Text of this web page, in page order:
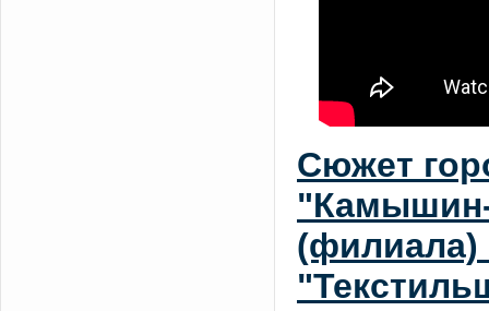
Сюжет
"Камышин-
(филиала)